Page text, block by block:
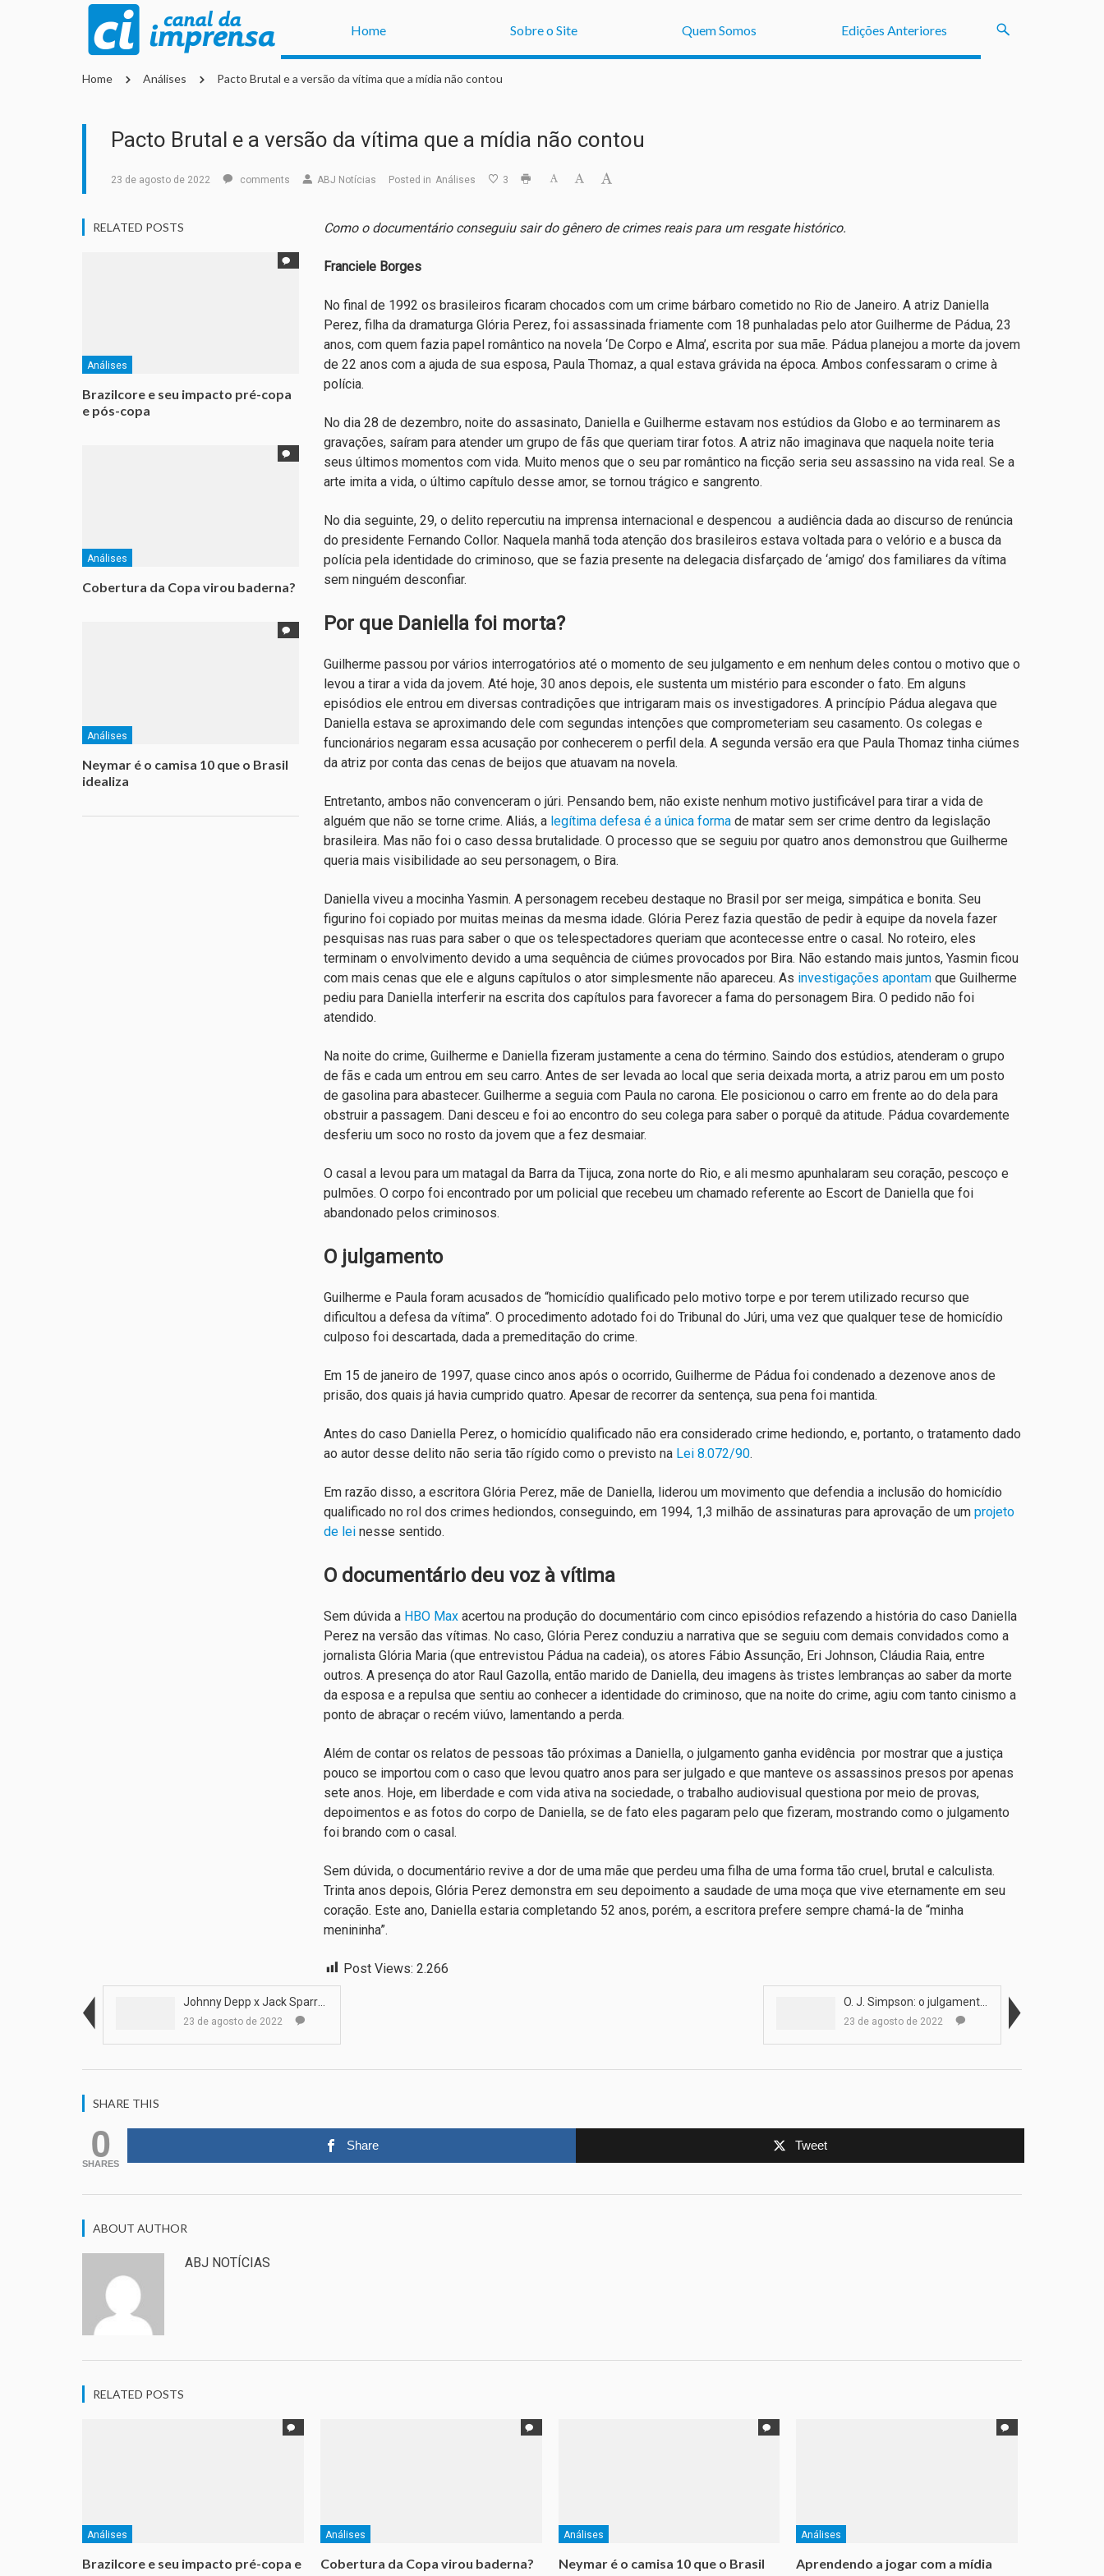
Home Sobre o Site Quem Somos Edições Anteriores
Home Análises Pacto Brutal e a versão da vítima que a mídia não contou
Pacto Brutal e a versão da vítima que a mídia não contou
23 de agosto de 2022 comments ABJ Notícias Posted in Análises 3
Como o documentário conseguiu sair do gênero de crimes reais para um resgate histórico.
Franciele Borges
No final de 1992 os brasileiros ficaram chocados com um crime bárbaro cometido no Rio de Janeiro. A atriz Daniella
Perez, filha da dramaturga Glória Perez, foi assassinada friamente com 18 punhaladas pelo ator Guilherme de Pádua, 23
anos, com quem fazia papel romântico na novela ‘De Corpo e Alma’, escrita por sua mãe. Pádua planejou a morte da jovem
de 22 anos com a ajuda de sua esposa, Paula Thomaz, a qual estava grávida na época. Ambos confessaram o crime à
polícia.
No dia 28 de dezembro, noite do assasinato, Daniella e Guilherme estavam nos estúdios da Globo e ao terminarem as
gravações, saíram para atender um grupo de fãs que queriam tirar fotos. A atriz não imaginava que naquela noite teria
seus últimos momentos com vida. Muito menos que o seu par romântico na ficção seria seu assassino na vida real. Se a
arte imita a vida, o último capítulo desse amor, se tornou trágico e sangrento.
No dia seguinte, 29, o delito repercutiu na imprensa internacional e despencou a audiência dada ao discurso de renúncia
do presidente Fernando Collor. Naquela manhã toda atenção dos brasileiros estava voltada para o velório e a busca da
polícia pela identidade do criminoso, que se fazia presente na delegacia disfarçado de ‘amigo’ dos familiares da vítima
sem ninguém desconfiar.
Por que Daniella foi morta?
Guilherme passou por vários interrogatórios até o momento de seu julgamento e em nenhum deles contou o motivo que o
levou a tirar a vida da jovem. Até hoje, 30 anos depois, ele sustenta um mistério para esconder o fato. Em alguns
episódios ele entrou em diversas contradições que intrigaram mais os investigadores. A princípio Pádua alegava que
Daniella estava se aproximando dele com segundas intenções que comprometeriam seu casamento. Os colegas e
funcionários negaram essa acusação por conhecerem o perfil dela. A segunda versão era que Paula Thomaz tinha ciúmes
da atriz por conta das cenas de beijos que atuavam na novela.
Entretanto, ambos não convenceram o júri. Pensando bem, não existe nenhum motivo justificável para tirar a vida de
alguém que não se torne crime. Aliás, a legítima defesa é a única forma de matar sem ser crime dentro da legislação
brasileira. Mas não foi o caso dessa brutalidade. O processo que se seguiu por quatro anos demonstrou que Guilherme
queria mais visibilidade ao seu personagem, o Bira.
Daniella viveu a mocinha Yasmin. A personagem recebeu destaque no Brasil por ser meiga, simpática e bonita. Seu
figurino foi copiado por muitas meinas da mesma idade. Glória Perez fazia questão de pedir à equipe da novela fazer
pesquisas nas ruas para saber o que os telespectadores queriam que acontecesse entre o casal. No roteiro, eles
terminam o envolvimento devido a uma sequência de ciúmes provocados por Bira. Não estando mais juntos, Yasmin ficou
com mais cenas que ele e alguns capítulos o ator simplesmente não apareceu. As investigações apontamque Guilherme
pediu para Daniella interferir na escrita dos capítulos para favorecer a fama do personagem Bira. O pedido não foi
atendido.
Na noite do crime, Guilherme e Daniella fizeram justamente a cena do término. Saindo dos estúdios, atenderam o grupo
de fãs e cada um entrou em seu carro. Antes de ser levada ao local que seria deixada morta, a atriz parou em um posto
de gasolina para abastecer. Guilherme a seguia com Paula no carona. Ele posicionou o carro em frente ao do dela para
obstruir a passagem. Dani desceu e foi ao encontro do seu colega para saber o porquê da atitude. Pádua covardemente
desferiu um soco no rosto da jovem que a fez desmaiar.
O casal a levou para um matagal da Barra da Tijuca, zona norte do Rio, e ali mesmo apunhalaram seu coração, pescoço e
pulmões. O corpo foi encontrado por um policial que recebeu um chamado referente ao Escort de Daniella que foi
abandonado pelos criminosos.
O julgamento
Guilherme e Paula foram acusados de “homicídio qualificado pelo motivo torpe e por terem utilizado recurso que
dificultou a defesa da vítima”. O procedimento adotado foi do Tribunal do Júri, uma vez que qualquer tese de homicídio
culposo foi descartada, dada a premeditação do crime.
Em 15 de janeiro de 1997, quase cinco anos após o ocorrido, Guilherme de Pádua foi condenado a dezenove anos de
prisão, dos quais já havia cumprido quatro. Apesar de recorrer da sentença, sua pena foi mantida.
Antes do caso Daniella Perez, o homicídio qualificado não era considerado crime hediondo, e, portanto, o tratamento dado
ao autor desse delito não seria tão rígido como o previsto na Lei 8.072/90.
Em razão disso, a escritora Glória Perez, mãe de Daniella, liderou um movimento que defendia a inclusão do homicídio
qualificado no rol dos crimes hediondos, conseguindo, em 1994, 1,3 milhão de assinaturas para aprovação de um projeto
de leinesse sentido.
O documentário deu voz à vítima
Sem dúvida a HBO Maxacertou na produção do documentário com cinco episódios refazendo a história do caso Daniella
Perez na versão das vítimas. No caso, Glória Perez conduziu a narrativa que se seguiu com demais convidados como a
jornalista Glória Maria (que entrevistou Pádua na cadeia), os atores Fábio Assunção, Eri Johnson, Cláudia Raia, entre
outros. A presença do ator Raul Gazolla, então marido de Daniella, deu imagens às tristes lembranças ao saber da morte
da esposa e a repulsa que sentiu ao conhecer a identidade do criminoso, que na noite do crime, agiu com tanto cinismo a
ponto de abraçar o recém viúvo, lamentando a perda.
Além de contar os relatos de pessoas tão próximas a Daniella, o julgamento ganha evidência por mostrar que a justiça
pouco se importou com o caso que levou quatro anos para ser julgado e que manteve os assassinos presos por apenas
sete anos. Hoje, em liberdade e com vida ativa na sociedade, o trabalho audiovisual questiona por meio de provas,
depoimentos e as fotos do corpo de Daniella, se de fato eles pagaram pelo que fizeram, mostrando como o julgamento
foi brando com o casal.
Sem dúvida, o documentário revive a dor de uma mãe que perdeu uma filha de uma forma tão cruel, brutal e calculista.
Trinta anos depois, Glória Perez demonstra em seu depoimento a saudade de uma moça que vive eternamente em seu
coração. Este ano, Daniella estaria completando 52 anos, porém, a escritora prefere sempre chamá-la de “minha
menininha”.
Post Views: 2.266
RELATED POSTS
Análises
Brazilcore e seu impacto pré-copa
e pós-copa
Análises
Cobertura da Copa virou baderna?
Análises
Neymar é o camisa 10 que o Brasil
idealiza
23 de agosto de 2022 23 de agosto de 2022
SHARE THIS
0
SHARES
Share Tweet
ABOUT AUTHOR
ABJ NOTÍCIAS
RELATED POSTS
Análises
Brazilcore e seu impacto pré-copa e
Análises
Cobertura da Copa virou baderna?
Análises
Neymar é o camisa 10 que o Brasil
Análises
Aprendendo a jogar com a mídia